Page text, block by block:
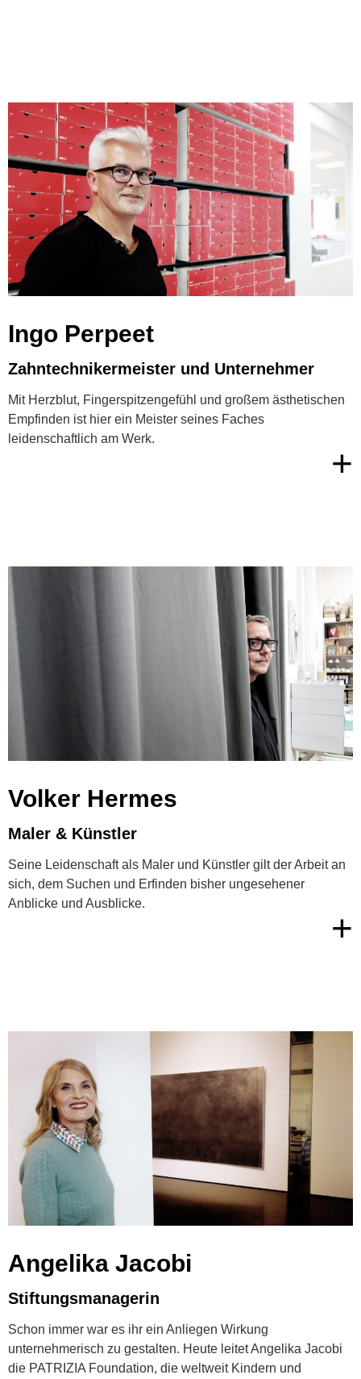
Ingo Perpeet
Zahntechnikermeister und Unternehmer
Mit Herzblut, Fingerspitzengefühl und großem ästhetischen
Empfinden ist hier ein Meister seines Faches
leidenschaftlich am Werk.
+
Volker Hermes
Maler & Künstler
Seine Leidenschaft als Maler und Künstler gilt der Arbeit an
sich, dem Suchen und Erfinden bisher ungesehener
Anblicke und Ausblicke.
+
Angelika Jacobi
Stiftungsmanagerin
Schon immer war es ihr ein Anliegen Wirkung
unternehmerisch zu gestalten. Heute leitet Angelika Jacobi
die PATRIZIA Foundation, die weltweit Kindern und